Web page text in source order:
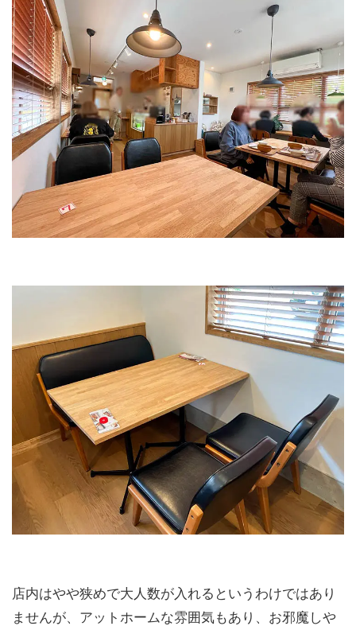
店内はやや狭めで大人数が入れるというわけではあり
ませんが、アットホームな雰囲気もあり、お邪魔しや